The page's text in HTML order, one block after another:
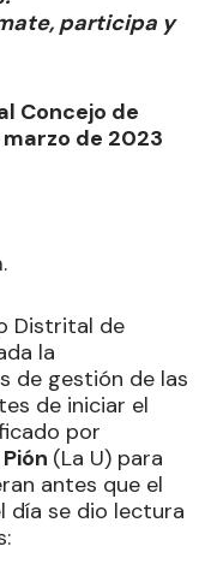
participa y
Concejo de
de 2023
Distrital de
la
de gestión de las
de iniciar el
por
(La U) para
antes que el
día se dio lectura